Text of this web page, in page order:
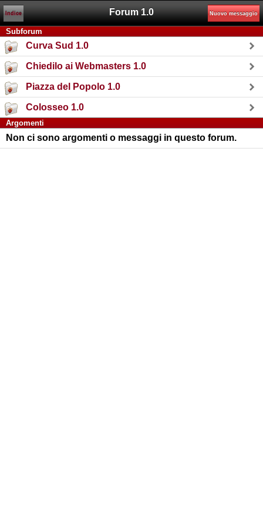
Forum 1.0
Indice Nuovo messaggio
Subforum
Curva Sud 1.0
Chiedilo ai Webmasters 1.0
Piazza del Popolo 1.0
Colosseo 1.0
Argomenti
Non ci sono argomenti o messaggi in questo forum.